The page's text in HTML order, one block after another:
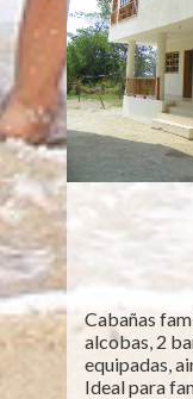
Cabañas
alcobas, 2
equipadas,
Ideal para